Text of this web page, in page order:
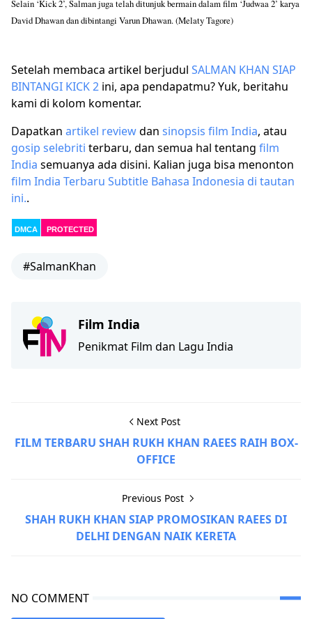
Selain ‘Kick 2’, Salman juga telah ditunjuk bermain dalam film ‘Judwaa 2’ karya
David Dhawan dan dibintangi Varun Dhawan. (Melaty Tagore)
Setelah membaca artikel berjudul SALMAN KHAN SIAP
BINTANGI KICK 2 ini, apa pendapatmu? Yuk, beritahu
kami di kolom komentar.
Dapatkan artikel reviewdan sinopsis film India, atau
gosip selebriti terbaru, dan semua hal tentang film
India semuanya ada disini. Kalian juga bisa menonton
film India Terbaru Subtitle Bahasa Indonesia di tautan
ini..
DMCA PROTECTED
#SalmanKhan
Film India
Penikmat Film dan Lagu India
Next Post
FILM TERBARU SHAH RUKH KHAN RAEES RAIH BOX-
OFFICE
Previous Post
SHAH RUKH KHAN SIAP PROMOSIKAN RAEES DI
DELHI DENGAN NAIK KERETA
NO COMMENT